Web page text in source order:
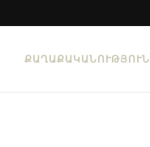
ՔԱՂԱՔԱԿԱՆՈՒԹՅՈՒՆ